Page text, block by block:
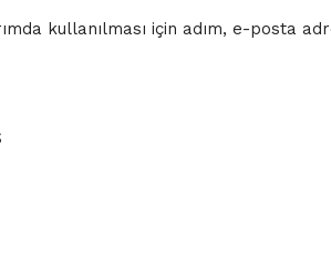
kullanılması için adım, e-posta